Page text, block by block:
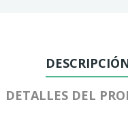
DETALLES DEL